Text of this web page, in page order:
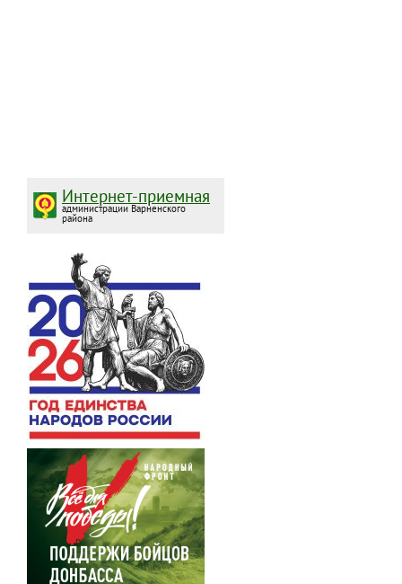
Интернет-приемная
администрации Варненского
района